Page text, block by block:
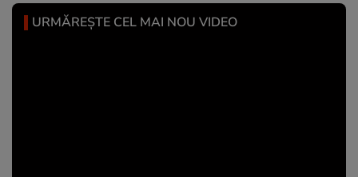
URMĂREȘTE CEL MAI NOU VIDEO